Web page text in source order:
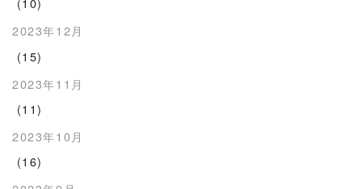
2023年12月
(15)
2023年11月
(11)
2023年10月
(16)